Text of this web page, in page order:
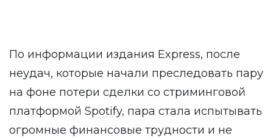
По информации издания Express, после
неудач, которые начали преследовать пару
на фоне потери сделки со стриминговой
платформой Spotify, пара стала испытывать
огромные финансовые трудности и не